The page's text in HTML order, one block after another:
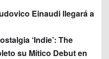
Einaudi llegará a
‘Indie’: The
su Mítico Debut en